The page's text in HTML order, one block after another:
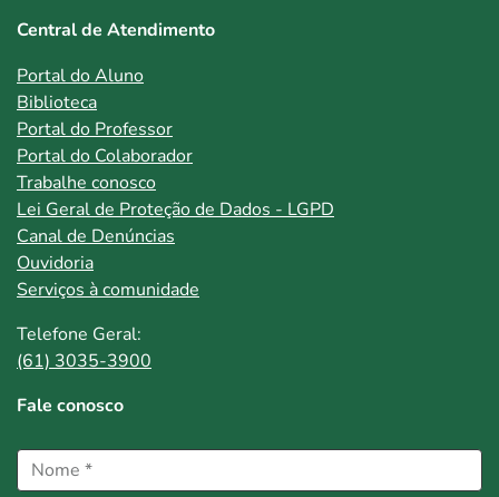
Central de Atendimento
Portal do Aluno
Biblioteca
Portal do Professor
Portal do Colaborador
Trabalhe conosco
Lei Geral de Proteção de Dados - LGPD
Canal de Denúncias
Ouvidoria
Serviços à comunidade
Telefone Geral:
(61) 3035-3900
Fale conosco